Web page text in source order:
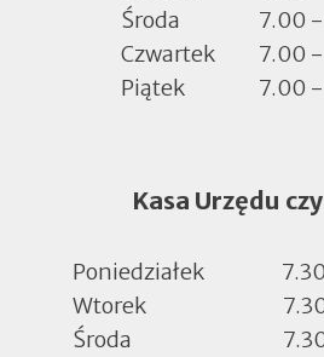
Środa
7.00
Czwartek
7.00
Piątek
7.00
Kasa Urzędu
Poniedziałek
Wtorek
Środa